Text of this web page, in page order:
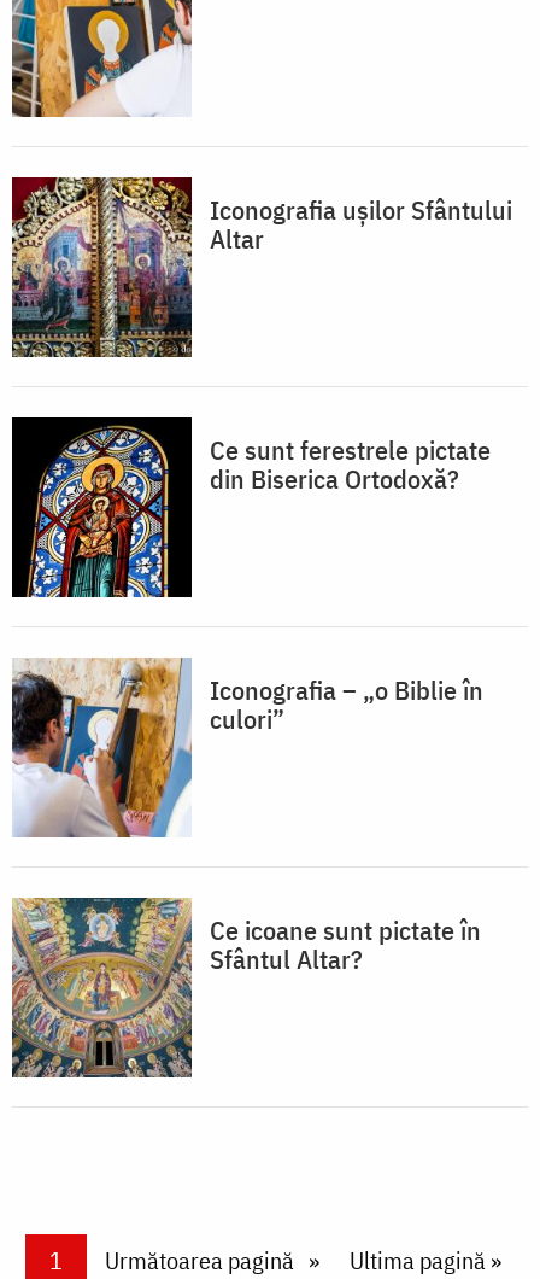
Iconografia ușilor Sfântului
Altar
Ce sunt ferestrele pictate
din Biserica Ortodoxă?
Iconografia – „o Biblie în
culori”
Ce icoane sunt pictate în
Sfântul Altar?
PaginareCurrent page
1 Next page
Următoarea pagină Last page
Ultima pagină »